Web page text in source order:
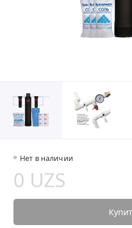
Нет в наличии
0 UZS